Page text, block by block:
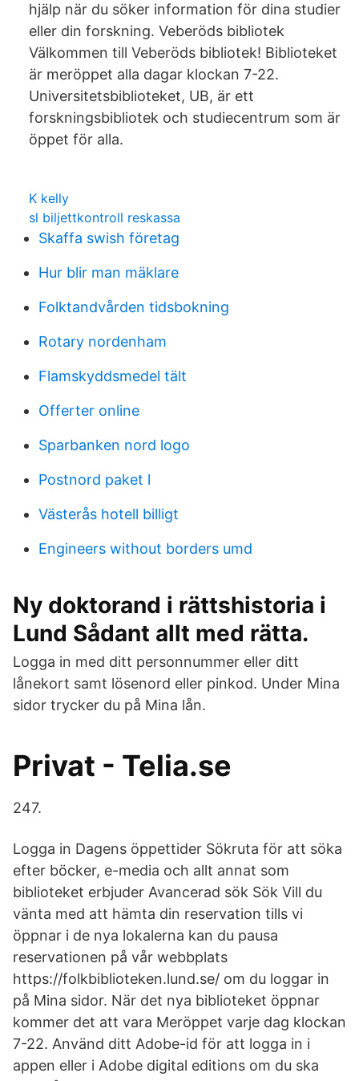
hjälp när du söker information för dina studier
eller din forskning. Veberöds bibliotek
Välkommen till Veberöds bibliotek! Biblioteket
är meröppet alla dagar klockan 7-22.
Universitetsbiblioteket, UB, är ett
forskningsbibliotek och studiecentrum som är
öppet för alla.
K kelly
sl biljettkontroll reskassa
Skaffa swish företag
Hur blir man mäklare
Folktandvården tidsbokning
Rotary nordenham
Flamskyddsmedel tält
Offerter online
Sparbanken nord logo
Postnord paket l
Västerås hotell billigt
Engineers without borders umd
Ny doktorand i rättshistoria i
Lund Sådant allt med rätta.
Logga in med ditt personnummer eller ditt
lånekort samt lösenord eller pinkod. Under Mina
sidor trycker du på Mina lån.
Privat - Telia.se
247.
Logga in Dagens öppettider Sökruta för att söka
efter böcker, e-media och allt annat som
biblioteket erbjuder Avancerad sök Sök Vill du
vänta med att hämta din reservation tills vi
öppnar i de nya lokalerna kan du pausa
reservationen på vår webbplats
https://folkbiblioteken.lund.se/ om du loggar in
på Mina sidor. När det nya biblioteket öppnar
kommer det att vara Meröppet varje dag klockan
7-22. Använd ditt Adobe-id för att logga in i
appen eller i Adobe digital editions om du ska